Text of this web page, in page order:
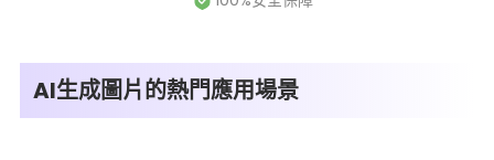
AI生成圖片的熱門應用場景